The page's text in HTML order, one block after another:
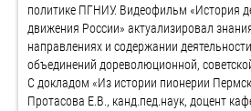
политике ПГНИУ. Видеофильм «История
движения России» актуализировал
направлениях и содержании
объединений дореволюционной,
С докладом «Из истории пионерии
Протасова Е.В., канд.пед.наук, доцент